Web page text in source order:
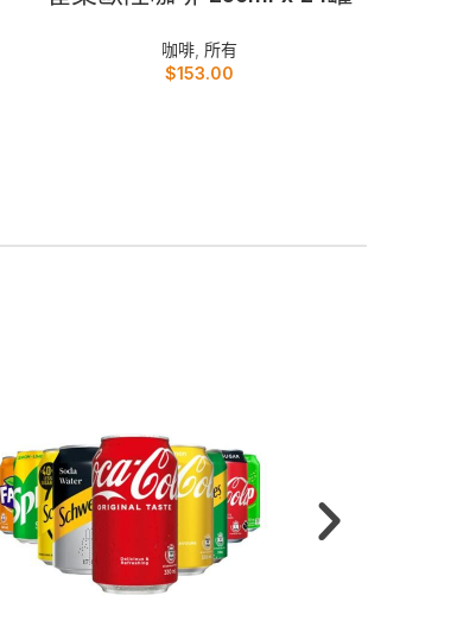
咖啡, 所有
$153.00